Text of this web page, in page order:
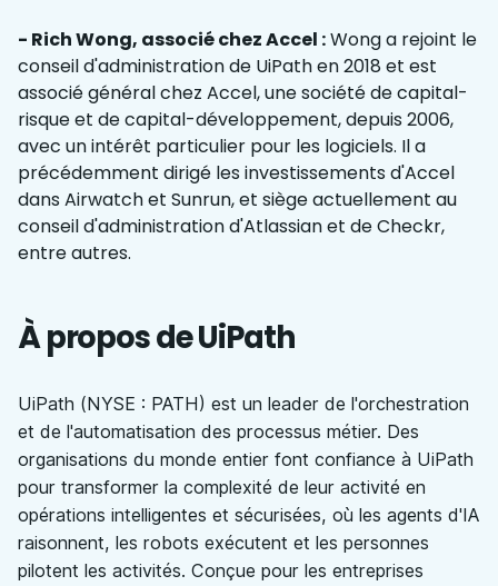
- Rich Wong, associé chez Accel :Wong a rejoint le
conseil d'administration de UiPath en 2018 et est
associé général chez Accel, une société de capital-
risque et de capital-développement, depuis 2006,
avec un intérêt particulier pour les logiciels. Il a
précédemment dirigé les investissements d'Accel
dans Airwatch et Sunrun, et siège actuellement au
conseil d'administration d'Atlassian et de Checkr,
entre autres.
À propos de UiPath
UiPath (NYSE : PATH) est un leader de l'orchestration
et de l'automatisation des processus métier. Des
organisations du monde entier font confiance à UiPath
pour transformer la complexité de leur activité en
opérations intelligentes et sécurisées, où les agents d'IA
raisonnent, les robots exécutent et les personnes
pilotent les activités. Conçue pour les entreprises